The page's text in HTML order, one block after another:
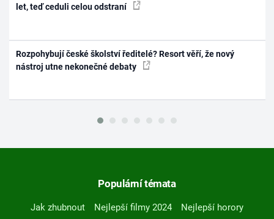
let, teď ceduli celou odstraní
Rozpohybují české školství ředitelé? Resort věří, že nový
nástroj utne nekonečné debaty
Populární témata
Jak zhubnout Nejlepší filmy 2024
Nejlepší horory